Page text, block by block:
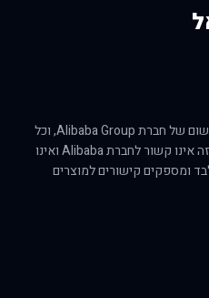
הסימן AliExpress הוא סימן מסחר רשום של חברת Alibaba Group, וכל
הזכויות הנוגעות לו שמורות לה. אתר זה אינו קשור לחברת Alibaba ואינו
ומספקים קישורים למוצרים